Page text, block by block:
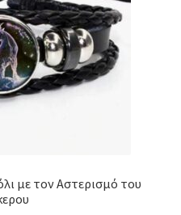
με τον Αστερισμό του